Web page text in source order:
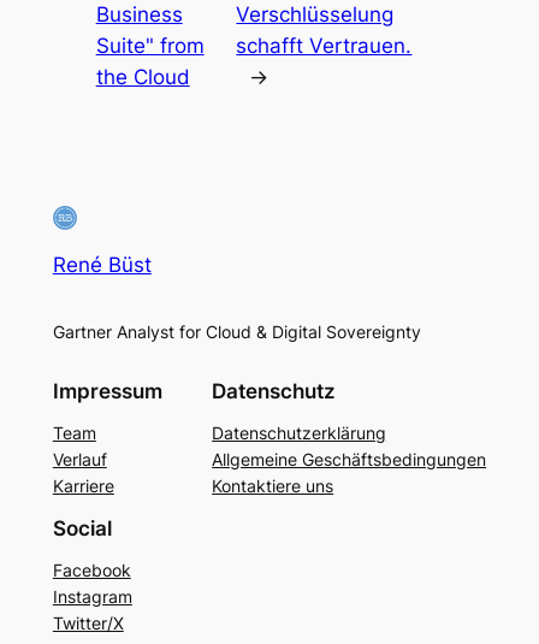
Business
Suite" from
the Cloud
Verschlüsselung
schafft Vertrauen.
→
René Büst
Gartner Analyst for Cloud & Digital Sovereignty
Impressum
Team
Verlauf
Karriere
Datenschutz
Datenschutzerklärung
Allgemeine Geschäftsbedingungen
Kontaktiere uns
Social
Facebook
Instagram
Twitter/X